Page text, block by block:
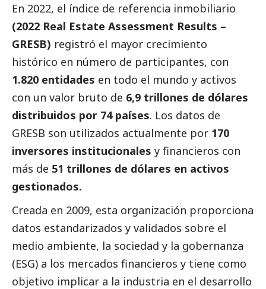
En 2022, el índice de referencia inmobiliario
(2022 Real Estate Assessment Results –
GRESB) registró el mayor crecimiento
histórico en número de participantes, con
1.820 entidades en todo el mundo y activos
con un valor bruto de 6,9 trillones de dólares
distribuidos por 74 países. Los datos de
GRESB son utilizados actualmente por 170
inversores institucionales y financieros con
más de 51 trillones de dólares en activos
gestionados.
Creada en 2009, esta organización proporciona
datos estandarizados y validados sobre el
medio ambiente, la sociedad y la gobernanza
(ESG) a los mercados financieros y tiene como
objetivo implicar a la industria en el desarrollo